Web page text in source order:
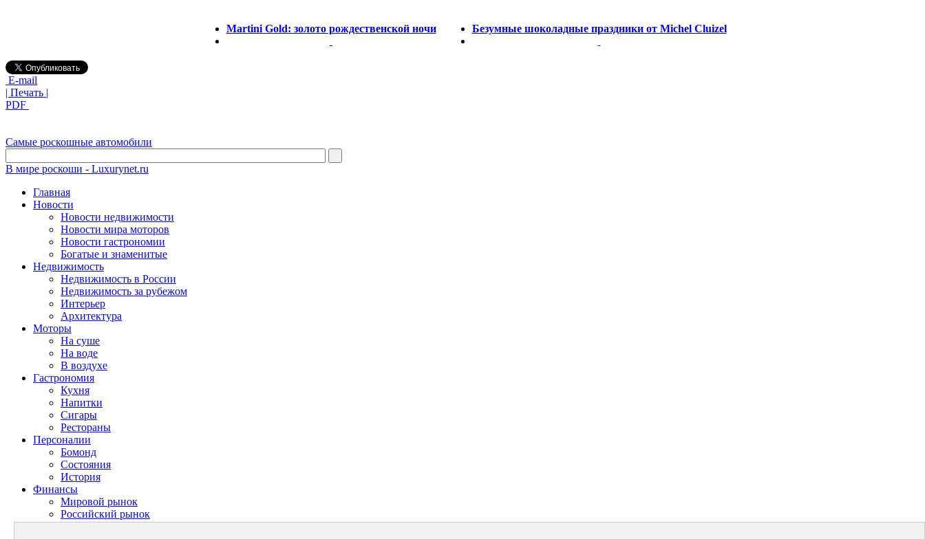
Martini Gold: золото рождественской ночи Безумные шоколадные праздники от Michel Cluizel
E-mail
| Печать |
PDF
Самые роскошные автомобили
В мире роскоши - Luxurynet.ru
Главная
Новости
Новости недвижимости
Новости мира моторов
Новости гастрономии
Богатые и знаменитые
Недвижимость
Недвижимость в России
Недвижимость за рубежом
Интерьер
Архитектура
Моторы
На суше
На воде
В воздухе
Гастрономия
Кухня
Напитки
Сигары
Рестораны
Персоналии
Бомонд
Состояния
История
Финансы
Мировой рынок
Российский рынок
Личный бюджет